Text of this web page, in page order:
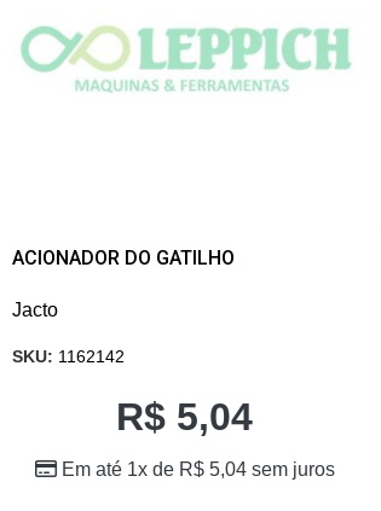
ACIONADOR DO GATILHO
Jacto
SKU: 1162142
R$ 5,04
Em até 1x de R$5,04sem juros